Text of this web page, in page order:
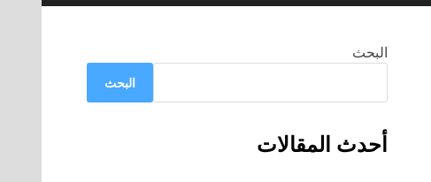
البحث
البحث
أحدث المقالات